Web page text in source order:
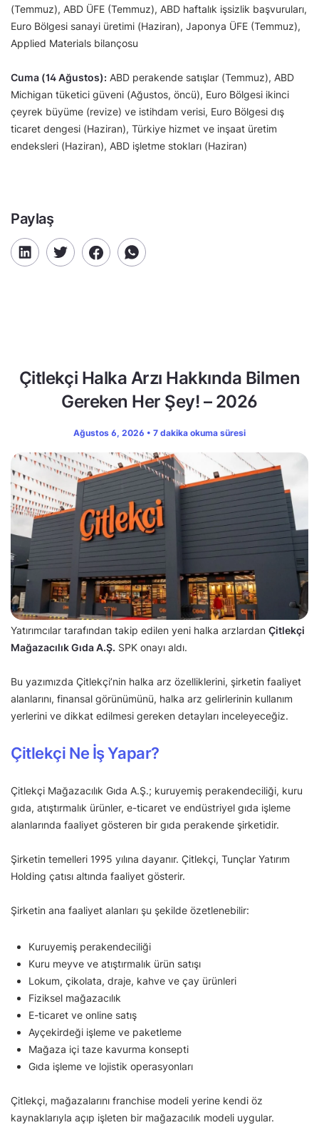
(Temmuz), ABD ÜFE (Temmuz), ABD haftalık işsizlik başvuruları,
Euro Bölgesi sanayi üretimi (Haziran), Japonya ÜFE (Temmuz),
Applied Materials bilançosu
Cuma (14 Ağustos): ABD perakende satışlar (Temmuz), ABD
Michigan tüketici güveni (Ağustos, öncü), Euro Bölgesi ikinci
çeyrek büyüme (revize) ve istihdam verisi, Euro Bölgesi dış
ticaret dengesi (Haziran), Türkiye hizmet ve inşaat üretim
endeksleri (Haziran), ABD işletme stokları (Haziran)
Paylaş
Çitlekçi Halka Arzı Hakkında Bilmen
Gereken Her Şey! – 2026
Ağustos 6, 2026 • 7 dakika okuma süresi
Yatırımcılar tarafından takip edilen yeni halka arzlardan Çitlekçi
Mağazacılık Gıda A.Ş. SPK onayı aldı.
Bu yazımızda Çitlekçi’nin halka arz özelliklerini, şirketin faaliyet
alanlarını, finansal görünümünü, halka arz gelirlerinin kullanım
yerlerini ve dikkat edilmesi gereken detayları inceleyeceğiz.
Çitlekçi Ne İş Yapar?
Çitlekçi Mağazacılık Gıda A.Ş.; kuruyemiş perakendeciliği, kuru
gıda, atıştırmalık ürünler, e-ticaret ve endüstriyel gıda işleme
alanlarında faaliyet gösteren bir gıda perakende şirketidir.
Şirketin temelleri 1995 yılına dayanır. Çitlekçi, Tunçlar Yatırım
Holding çatısı altında faaliyet gösterir.
Şirketin ana faaliyet alanları şu şekilde özetlenebilir:
Kuruyemiş perakendeciliği
Kuru meyve ve atıştırmalık ürün satışı
Lokum, çikolata, draje, kahve ve çay ürünleri
Fiziksel mağazacılık
E-ticaret ve online satış
Ayçekirdeği işleme ve paketleme
Mağaza içi taze kavurma konsepti
Gıda işleme ve lojistik operasyonları
Çitlekçi, mağazalarını franchise modeli yerine kendi öz
kaynaklarıyla açıp işleten bir mağazacılık modeli uygular.